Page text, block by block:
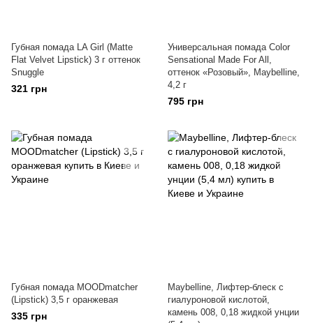
Губная помада LA Girl (Matte
Flat Velvet Lipstick) 3 г оттенок
Snuggle
321 грн
Универсальная помада Color
Sensational Made For All,
оттенок «Розовый», Maybelline,
4,2 г
795 грн
Губная помада MOODmatcher
(Lipstick) 3,5 г оранжевая
335 грн
Maybelline, Лифтер-блеск с
гиалуроновой кислотой,
камень 008, 0,18 жидкой унции